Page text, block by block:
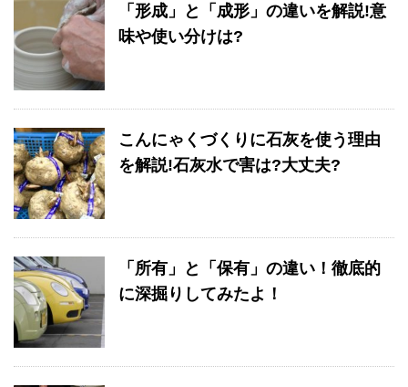
「形成」と「成形」の違いを解説!意
味や使い分けは?
こんにゃくづくりに石灰を使う理由
を解説!石灰水で害は?大丈夫?
「所有」と「保有」の違い！徹底的
に深掘りしてみたよ！